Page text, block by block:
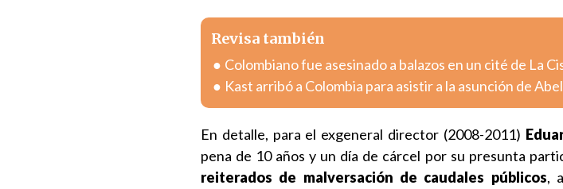
Revisa también
Colombiano fue asesinado a balazos en un cité de La
Kast arribó a Colombia para asistir a la asunción de
En detalle, para el exgeneral director (2008-2011)
pena de 10 años y un día de cárcel por su presunta
reiterados de malversación de caudales públicos,